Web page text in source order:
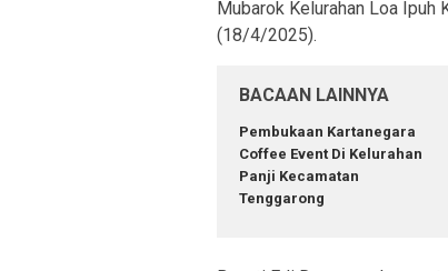
Mubarok Kelurahan Loa Ipuh
(18/4/2025).
BACAAN LAINNYA
Pembukaan Kartanegara
Coffee Event Di Kelurahan
Panji Kecamatan
Tenggarong